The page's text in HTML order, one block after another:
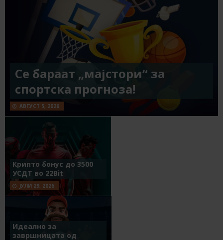
Се бараат „мајстори“ за
спортска прогноза!
АВГУСТ 5, 2026
Крипто бонус до 3500
УСДТ во 22Bit
ЈУЛИ 29, 2026
Идеално за
завршницата од